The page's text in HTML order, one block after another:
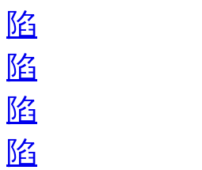
陷
陷
陷
陷